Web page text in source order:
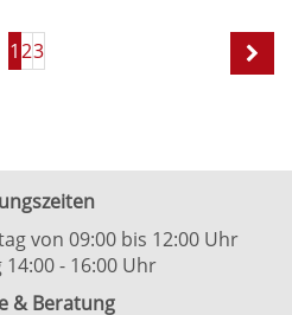
Seiten
blättern
123
von 09:00 bis 12:00 Uhr
- 16:00 Uhr
& Beratung